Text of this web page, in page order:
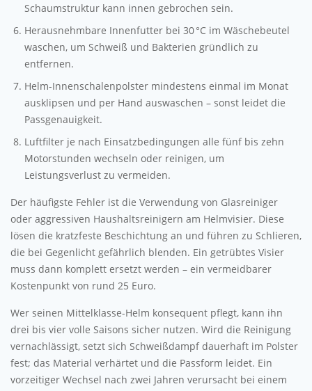
Schaumstruktur kann innen gebrochen sein.
Herausnehmbare Innenfutter bei 30 °C im Wäschebeutel
waschen, um Schweiß und Bakterien gründlich zu
entfernen.
Helm-Innenschalenpolster mindestens einmal im Monat
ausklipsen und per Hand auswaschen – sonst leidet die
Passgenauigkeit.
Luftfilter je nach Einsatzbedingungen alle fünf bis zehn
Motorstunden wechseln oder reinigen, um
Leistungsverlust zu vermeiden.
Der häufigste Fehler ist die Verwendung von Glasreiniger
oder aggressiven Haushaltsreinigern am Helmvisier. Diese
lösen die kratzfeste Beschichtung an und führen zu Schlieren,
die bei Gegenlicht gefährlich blenden. Ein getrübtes Visier
muss dann komplett ersetzt werden – ein vermeidbarer
Kostenpunkt von rund 25 Euro.
Wer seinen Mittelklasse-Helm konsequent pflegt, kann ihn
drei bis vier volle Saisons sicher nutzen. Wird die Reinigung
vernachlässigt, setzt sich Schweißdampf dauerhaft im Polster
fest; das Material verhärtet und die Passform leidet. Ein
vorzeitiger Wechsel nach zwei Jahren verursacht bei einem